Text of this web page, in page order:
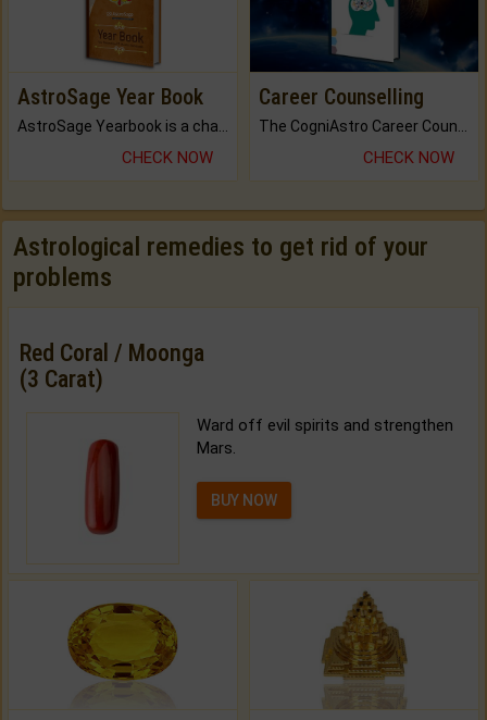
AstroSage Year Book
AstroSage Yearbook is a channel to fulfill your dreams and destiny.
CHECK NOW
Career Counselling
The CogniAstro Career Counselling Report is the most comprehensive report available on this topic.
CHECK NOW
Astrological remedies to get rid of your
problems
Red Coral / Moonga
(3 Carat)
Ward off evil spirits and strengthen
Mars.
BUY NOW